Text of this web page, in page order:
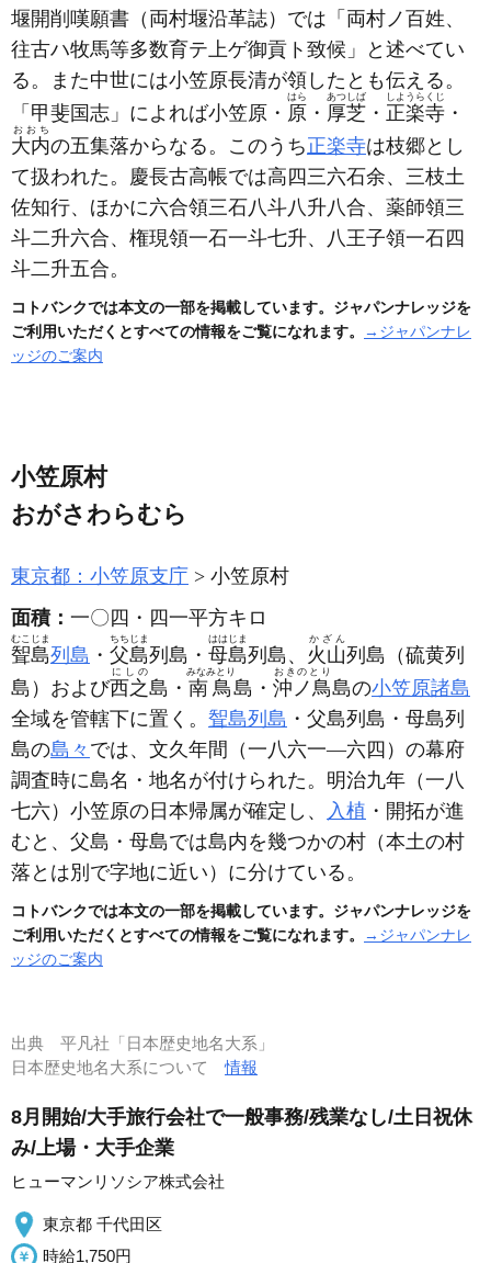
堰開削嘆願書 （両村堰沿革誌） では「両村ノ百姓、
往古ハ牧馬等多数育テ上ゲ御貢ト致候」と述べてい
る。また中世には小笠原長清が領したとも伝える。
「甲斐国志」によれば小笠原・ 原
はら
・ 厚芝
あつしば
・ 正楽寺
しようらくじ
・
大内
おおち
の五集落からなる。このうち正楽寺は枝郷とし
て扱われた。慶長古高帳では高四三六石余、三枝土
佐知行、ほかに六合領三石八斗八升八合、薬師領三
斗二升六合、権現領一石一斗七升、八王子領一石四
斗二升五合。
コトバンクでは本文の一部を掲載しています。ジャパンナレッジを
ご利用いただくとすべての情報をご覧になれます。
→ジャパンナレ
ッジのご案内
小笠原村
おがさわらむら
東京都：小笠原支庁
小笠原村
面積： 一〇四・四一平方キロ
聟島
むこじま
列島 ・ 父島
ちちじま
列島・ 母島
ははじま
列島、 火山
かざん
列島 （硫黄列
島） および西之
にしの
島・ 南鳥
みなみとり
島・ 沖ノ鳥
おきのとり
島の小笠原諸島
全域を管轄下に置く。 聟島列島 ・父島列島・母島列
島の島々 では、文久年間 （一八六一―六四） の幕府
調査時に島名・地名が付けられた。明治九年 （一八
七六） 小笠原の日本帰属が確定し、 入植 ・開拓が進
むと、父島・母島では島内を幾つかの村 （本土の村
落とは別で字地に近い） に分けている。
コトバンクでは本文の一部を掲載しています。ジャパンナレッジを
ご利用いただくとすべての情報をご覧になれます。
→ジャパンナレ
ッジのご案内
出典 平凡社「日本歴史地名大系」
日本歴史地名大系について情報
8月開始/大手旅行会社で一般事務/残業なし/土日祝休
み/上場・大手企業
ヒューマンリソシア株式会社
東京都 千代田区
時給1,750円